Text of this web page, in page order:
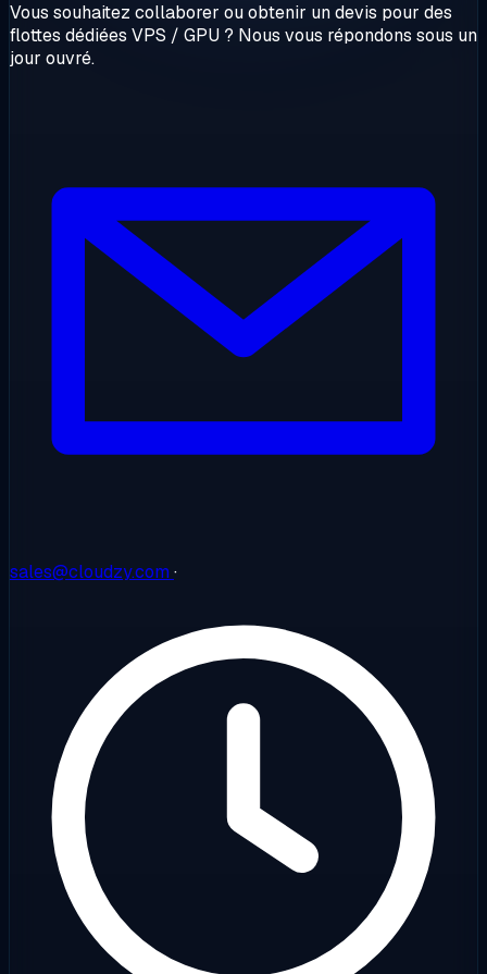
Vous souhaitez collaborer ou obtenir un devis pour des
flottes dédiées VPS / GPU ? Nous vous répondons sous un
jour ouvré.
sales@cloudzy.com ·